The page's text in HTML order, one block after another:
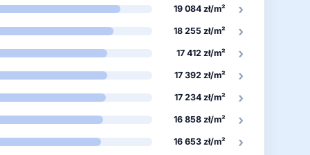
19 084 zł/m² ›
18 255 zł/m² ›
17 412 zł/m² ›
17 392 zł/m² ›
17 234 zł/m² ›
16 858 zł/m² ›
16 653 zł/m² ›